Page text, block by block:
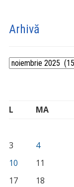
Arhivă
Arhivă
L MA
3
4
10
11
17
18